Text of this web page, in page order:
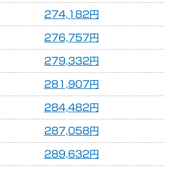
274,182円
276,757円
279,332円
281,907円
284,482円
287,058円
289,632円